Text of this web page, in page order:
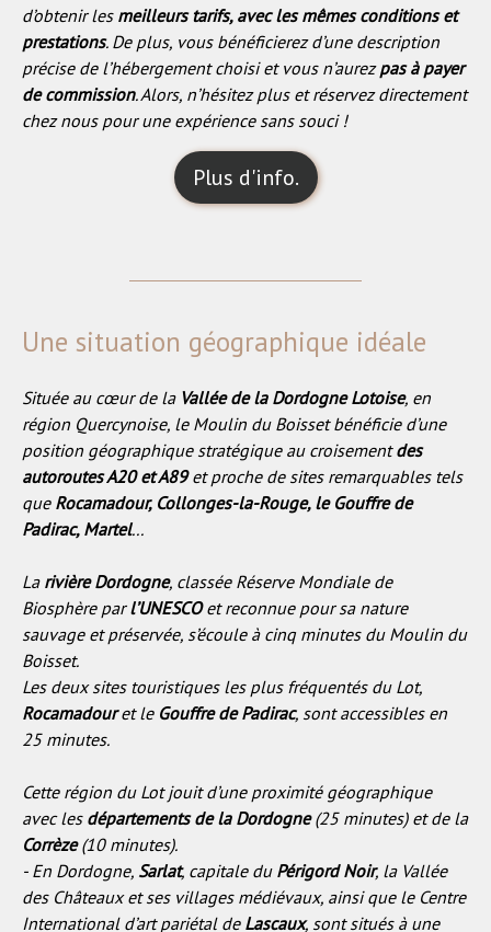
d’obtenir les meilleurs tarifs, avec les mêmes conditions et
prestations. De plus, vous bénéficierez d’une description
précise de l’hébergement choisi et vous n’aurez pas à payer
de commission. Alors, n’hésitez plus et réservez directement
chez nous pour une expérience sans souci !
Plus d'info.
Une situation géographique idéale
Située au cœur de la Vallée de la Dordogne Lotoise, en
région Quercynoise, le Moulin du Boisset bénéficie d’une
position géographique stratégique au croisementdes
autoroutes A20 et A89et proche de sites remarquables tels
que Rocamadour, Collonges-la-Rouge, le Gouffre de
Padirac, Martel...
La rivière Dordogne, classée Réserve Mondiale de
Biosphère parl’UNESCOet reconnue pour sa nature
sauvage et préservée, s’écoule à cinq minutes du Moulin du
Boisset.
Les deux sites touristiques les plus fréquentés du Lot,
Rocamadouret le Gouffre de Padirac, sont accessibles en
25 minutes.
Cette région du Lot jouit d’une proximité géographique
avec les départements de la Dordogne(25 minutes) et de la
Corrèze(10 minutes).
- En Dordogne, Sarlat, capitale du Périgord Noir, la Vallée
des Châteaux et ses villages médiévaux, ainsi que le Centre
International d’art pariétal de Lascaux, sont situés à une